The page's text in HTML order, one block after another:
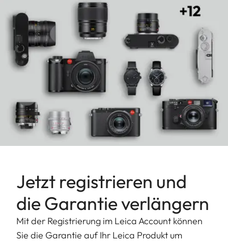
Jetzt registrieren und
die Garantie verlängern
Mit der Registrierung im Leica Account können
Sie die Garantie auf Ihr Leica Produkt um